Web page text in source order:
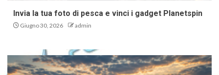
Invia la tua foto di pesca e vinci i gadget Planetspin
Giugno 30, 2026 admin